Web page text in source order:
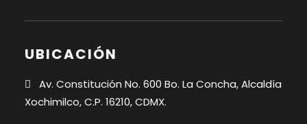
UBICACIÓN
Av. Constitución No. 600 Bo. La Concha, Alcaldía
Xochimilco, C.P. 16210, CDMX.